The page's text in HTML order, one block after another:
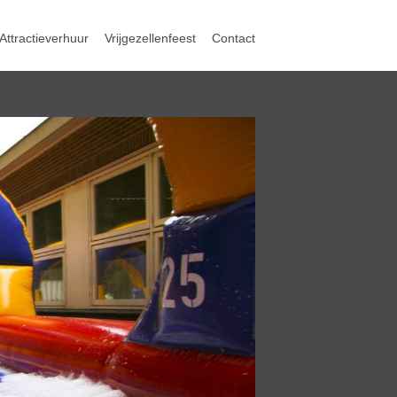
Attractieverhuur Vrijgezellenfeest Contact